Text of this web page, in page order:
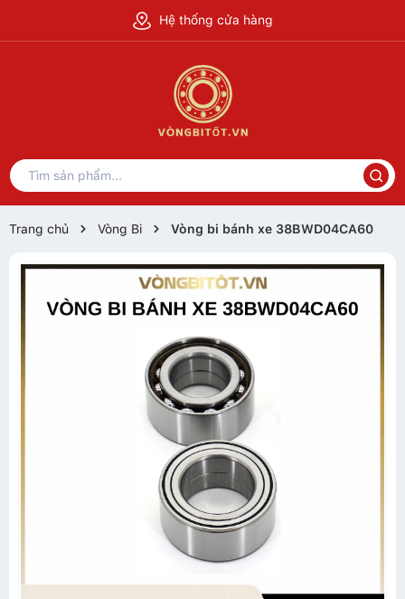
Hệ thống cửa hàng
Trang chủ Vòng Bi Vòng bi bánh xe 38BWD04CA60